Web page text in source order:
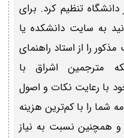
تنظیم کرد. برای
به سایت دانشکده یا
را از استاد راهنمای
مترجمین اشراق با
با رعایت نکات و اصول‌
شما را با کم‌ترین هزینه
و همچنین نسبت به نیاز